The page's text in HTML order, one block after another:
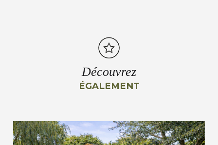
Découvrez
ÉGALEMENT